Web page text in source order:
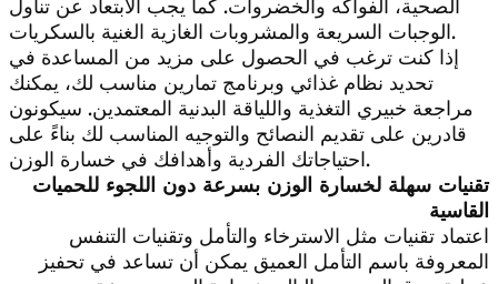
الصحية، الفواكه والخضروات. كما يجب الابتعاد عن تناول
الوجبات السريعة والمشروبات الغازية الغنية بالسكريات.
إذا كنت ترغب في الحصول على مزيد من المساعدة في
تحديد نظام غذائي وبرنامج تمارين مناسب لك، يمكنك
مراجعة خبيري التغذية واللياقة البدنية المعتمدين. سيكونون
قادرين على تقديم النصائح والتوجيه المناسب لك بناءً على
احتياجاتك الفردية وأهدافك في خسارة الوزن.
تقنيات سهلة لخسارة الوزن بسرعة دون اللجوء للحميات
القاسية
اعتماد تقنيات مثل الاسترخاء والتأمل وتقنيات التنفس
المعروفة باسم التأمل العميق يمكن أن تساعد في تحفيز